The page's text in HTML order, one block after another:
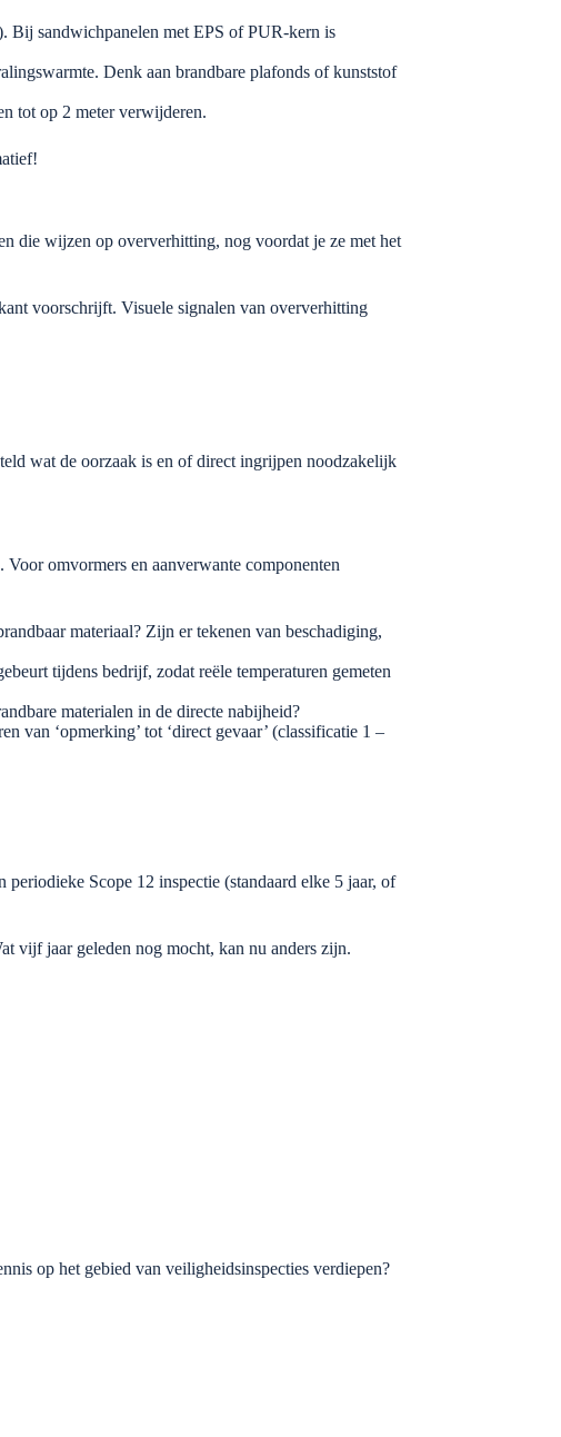
Bij sandwichpanelen met EPS of PUR-kern is
Denk aan brandbare plafonds of kunststof
tot op 2 meter verwijderen.
die wijzen op oververhitting, nog voordat je ze met het
voorschrijft. Visuele signalen van oververhitting
wat de oorzaak is en of direct ingrijpen noodzakelijk
omvormers en aanverwante componenten
materiaal? Zijn er tekenen van beschadiging,
tijdens bedrijf, zodat reële temperaturen gemeten
materialen in de directe nabijheid?
van ‘opmerking’ tot ‘direct gevaar’ (classificatie 1 –
Scope 12 inspectie (standaard elke 5 jaar, of
vijf jaar geleden nog mocht, kan nu anders zijn.
op het gebied van veiligheidsinspecties verdiepen?